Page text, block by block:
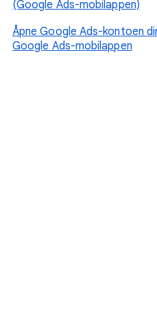
(Google Ads-mobilappen)
Åpne Google Ads-kontoen
Google Ads-mobilappen